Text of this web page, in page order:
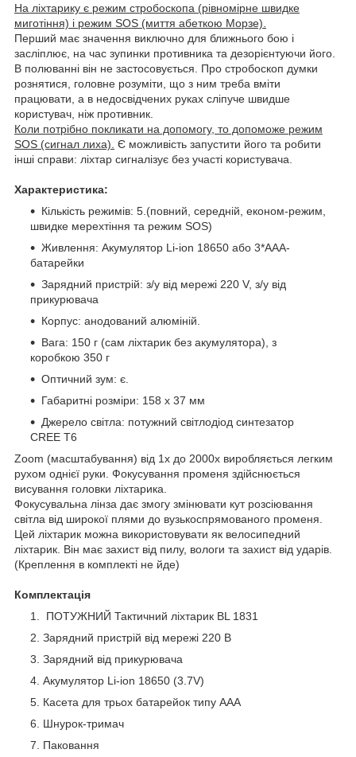
На ліхтарику є режим стробоскопа (рівномірне швидке
миготіння) і режим SOS (миття абеткою Морзе).
Перший має значення виключно для ближнього бою і
засліплює, на час зупинки противника та дезорієнтуючи його.
В полюванні він не застосовується. Про стробоскоп думки
рознятися, головне розуміти, що з ним треба вміти
працювати, а в недосвідчених руках сліпуче швидше
користувач, ніж противник.
Коли потрібно покликати на допомогу, то допоможе режим
SOS (сигнал лиха). Є можливість запустити його та робити
інші справи: ліхтар сигналізує без участі користувача.
Характеристика:
Кількість режимів: 5.(повний, середній, економ-режим,
швидке мерехтіння та режим SOS)
Живлення: Акумулятор Li-ion 18650 або 3*ААА-
батарейки
Зарядний пристрій: з/у від мережі 220 V, з/у від
прикурювача
Корпус: анодований алюміній.
Вага: 150 г (сам ліхтарик без акумулятора), з
коробкою 350 г
Оптичний зум: є.
Габаритні розміри: 158 х 37 мм
Джерело світла: потужний світлодіод синтезатор
CREE T6
Zoom (масштабування) від 1x до 2000х виробляється легким
рухом однієї руки. Фокусування променя здійснюється
висування головки ліхтарика.
Фокусувальна лінза дає змогу змінювати кут розсіювання
світла від широкої плями до вузькоспрямованого променя.
Цей ліхтарик можна використовувати як велосипедний
ліхтарик. Він має захист від пилу, вологи та захист від ударів.
(Креплення в комплекті не йде)
Комплектація
ПОТУЖНИЙ Тактичний ліхтарик BL 1831
Зарядний пристрій від мережі 220 В
Зарядний від прикурювача
Акумулятор Li-ion 18650 (3.7V)
Касета для трьох батарейок типу ААА
Шнурок-тримач
Паковання